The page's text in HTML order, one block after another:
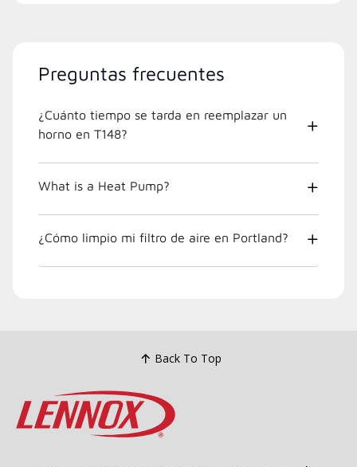
Preguntas frecuentes
¿Cuánto tiempo se tarda en reemplazar un
horno en T148?
What is a Heat Pump?
¿Cómo limpio mi filtro de aire en Portland?
Back To Top